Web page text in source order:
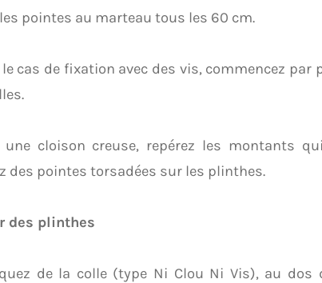
pointes au marteau tous les 60 cm.
le cas de fixation avec des vis, commencez par
une cloison creuse, repérez les montants
des pointes torsadées sur les plinthes.
des plinthes
de la colle (type Ni Clou Ni Vis), au dos